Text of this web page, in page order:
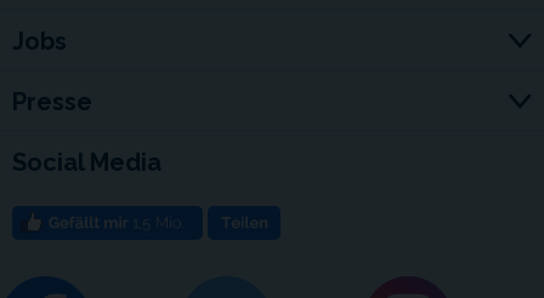
Jobs
Presse
Social Media